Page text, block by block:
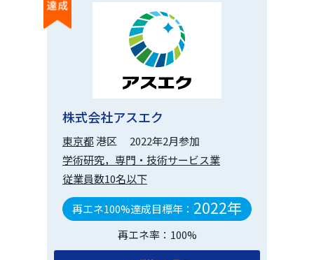
株式会社アスエク
東京都港区
2022年2月参加
学術研究，専門・技術サービス業
従業員数10名以下
再エネ100%達成目標年： 2022年
再エネ率：100%